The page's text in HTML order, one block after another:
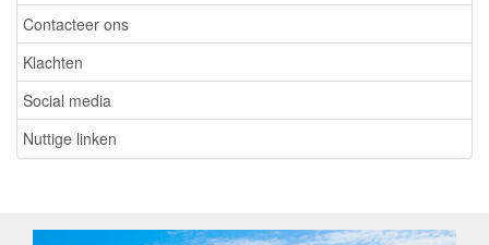
Contacteer ons
Klachten
Social media
Nuttige linken